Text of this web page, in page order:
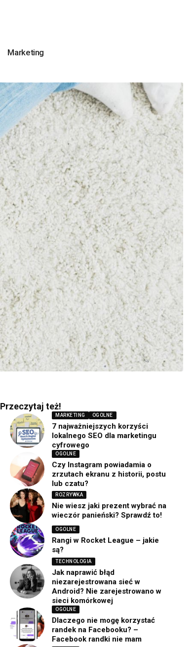
Marketing
Przeczytaj też!
MARKETING OGOLNE
7 najważniejszych korzyści
lokalnego SEO dla marketingu
cyfrowego
OGOLNE
Czy Instagram powiadamia o
zrzutach ekranu z historii, postu
lub czatu?
ROZRYWKA
Nie wiesz jaki prezent wybrać na
wieczór panieński? Sprawdź to!
OGOLNE
Rangi w Rocket League – jakie
są?
TECHNOLOGIA
Jak naprawić błąd
niezarejestrowana sieć w
Android? Nie zarejestrowano w
sieci komórkowej
OGOLNE
Dlaczego nie mogę korzystać
randek na Facebooku? –
Facebook randki nie mam